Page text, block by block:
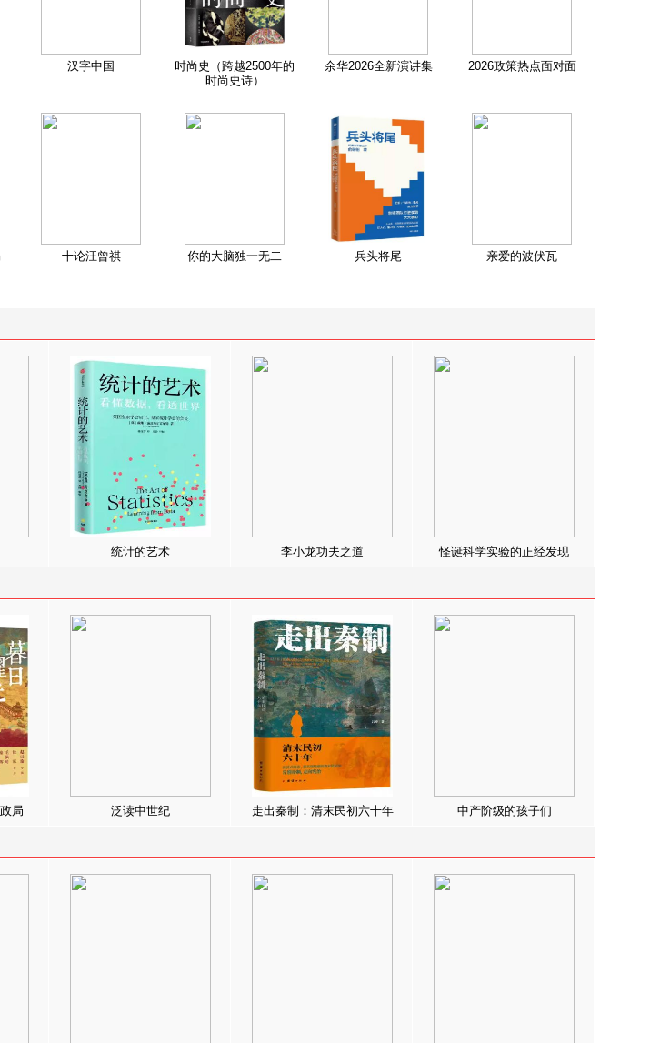
汉字中国
时尚史（跨越2500年的
时尚史诗）
余华2026全新演讲集 2026政策热点面对面
十论汪曾祺 你的大脑独一无二 兵头将尾 亲爱的波伏瓦
统计的艺术 李小龙功夫之道 怪诞科学实验的正经发现
局 泛读中世纪 走出秦制：清末民初六十年 中产阶级的孩子们